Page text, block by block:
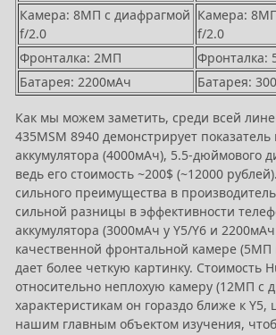
Камера: 8МП с диафрагмой
f/2.0
Камера:
f/2.0
Фронталка: 2МП
Фронталка:
Батарея: 2200мАч
Батарея:
Как мы можем заметить, среди всей
435MSM 8940 демонстрирует
аккумулятора (4000мАч), 5.5-дюймового
ведь его стоимость ~200$ (~12000
сильного преимущества в
сильной разницы в эффективности
аккумулятора (3000мАч у Y5/Y6 и
качественной фронтальной камере
дает более четкую картинку. Стоимость
относительно неплохую камеру (12МП с
характеристикам он гораздо ближе к
нашим главным объектом изучения,